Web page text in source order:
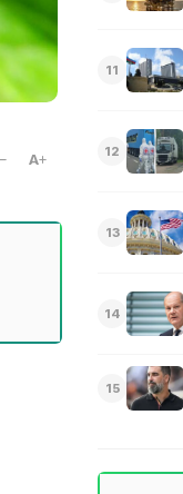
A
11
12
13
14
15